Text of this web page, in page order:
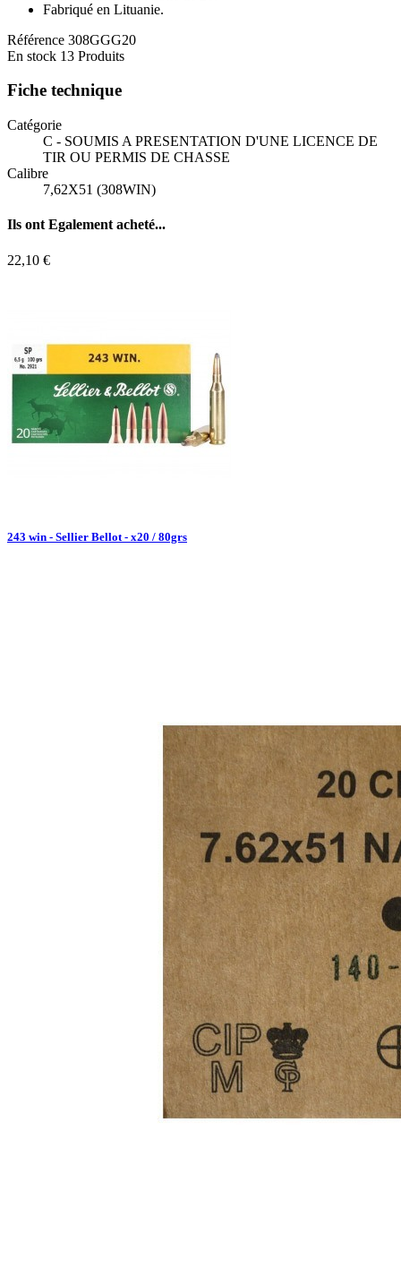
Fabriqué en Lituanie.
Référence 308GGG20
En stock 13 Produits
Fiche technique
Catégorie
C - SOUMIS A PRESENTATION D'UNE LICENCE DE
TIR OU PERMIS DE CHASSE
Calibre
7,62X51 (308WIN)
Ils ont Egalement acheté...
22,10 €
243 win - Sellier Bellot - x20 / 80grs